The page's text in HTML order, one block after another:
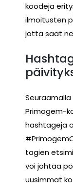
koodeja
ilmoitusten
jotta saat ne
Primogem-
hashtageja
tagien
voi johtaa
uusimmat